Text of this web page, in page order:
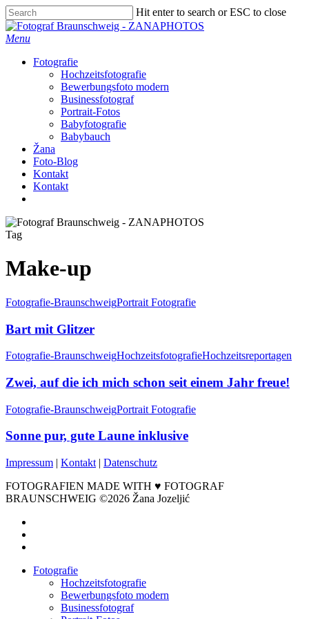
Skip
to
main
Hit enter to search or ESC to close
Close
Search
Menu
Fotografie
Hochzeitsfotografie
Bewerbungsfoto modern
Businessfotograf
Portrait-Fotos
Babyfotografie
Babybauch
Žana
Foto-Blog
Kontakt
Kontakt
Tag
Make-up
Fotografie-BraunschweigPortrait Fotografie
Bart mit Glitzer
Fotografie-BraunschweigHochzeitsfotografieHochzeitsreportagen
Zwei, auf die ich mich schon seit einem Jahr freue!
Fotografie-BraunschweigPortrait Fotografie
Sonne pur, gute Laune inklusive
Impressum | Kontakt | Datenschutz
FOTOGRAFIEN MADE WITH ♥ FOTOGRAF
BRAUNSCHWEIG ©2026 Žana Jozeljić
Close
Fotografie
Hochzeitsfotografie
Bewerbungsfoto modern
Businessfotograf